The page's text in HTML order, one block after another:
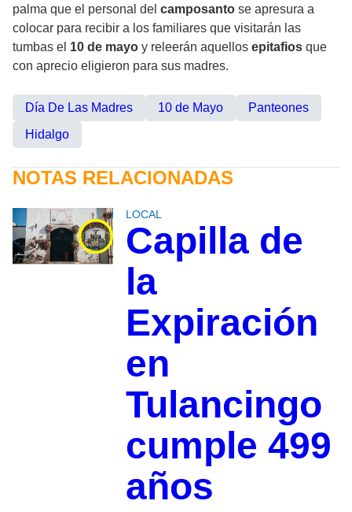
palma que el personal del camposanto se apresura a
colocar para recibir a los familiares que visitarán las
tumbas el 10 de mayo y releerán aquellos epitafios que
con aprecio eligieron para sus madres.
Día De Las Madres 10 de Mayo
Panteones
Hidalgo
NOTAS RELACIONADAS
LOCAL
Capilla de
la
Expiración
en
Tulancingo
cumple 499
años